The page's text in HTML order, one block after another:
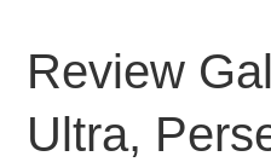
Review
Ultra,